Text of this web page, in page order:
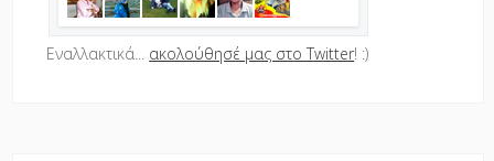
Εναλλακτικά... ακολούθησέ μας στο Twitter! :)